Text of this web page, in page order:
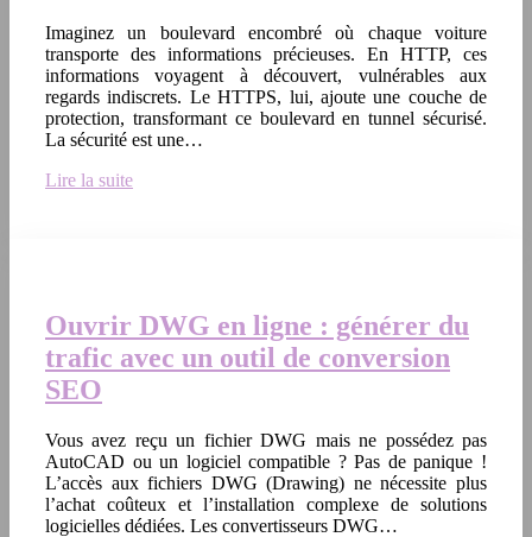
Imaginez un boulevard encombré où chaque voiture
transporte des informations précieuses. En HTTP, ces
informations voyagent à découvert, vulnérables aux
regards indiscrets. Le HTTPS, lui, ajoute une couche de
protection, transformant ce boulevard en tunnel sécurisé.
La sécurité est une…
Lire la suite
Ouvrir DWG en ligne : générer du
trafic avec un outil de conversion
SEO
Vous avez reçu un fichier DWG mais ne possédez pas
AutoCAD ou un logiciel compatible ? Pas de panique !
L’accès aux fichiers DWG (Drawing) ne nécessite plus
l’achat coûteux et l’installation complexe de solutions
logicielles dédiées. Les convertisseurs DWG…